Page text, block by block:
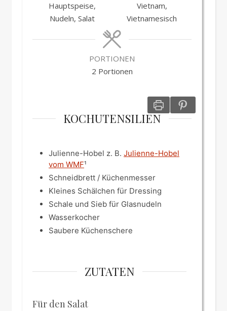
Hauptspeise,
Nudeln, Salat
Vietnam,
Vietnamesisch
PORTIONEN
2 Portionen
KOCHUTENSILIEN
Julienne-Hobel z. B. Julienne-Hobel
vom WMF¹
Schneidbrett / Küchenmesser
Kleines Schälchen für Dressing
Schale und Sieb für Glasnudeln
Wasserkocher
Saubere Küchenschere
ZUTATEN
Für den Salat